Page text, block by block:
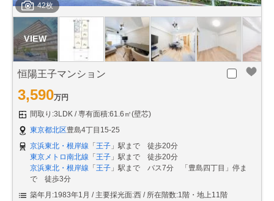
42枚
恒陽王子マンション
3,590万円
間取り:3LDK
専有面積:61.6㎡(壁芯)
東京都北区豊島4丁目15-25
京浜東北・根岸線 「王子 」駅まで 徒歩20分
東京メトロ南北線 「王子 」駅まで 徒歩20分
京浜東北・根岸線 「王子 」駅まで バス7分 「豊島四丁目」停ま
で 徒歩3分
築年月:1983年1月
主要採光面:西 所在階数:1階・地上11階